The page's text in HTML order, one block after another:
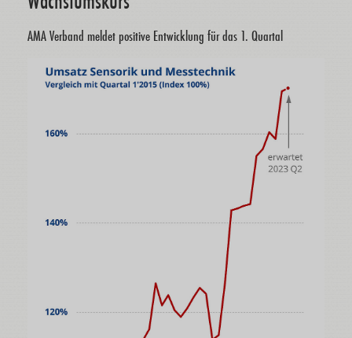
AMA Verband meldet positive Entwicklung für das 1. Quartal